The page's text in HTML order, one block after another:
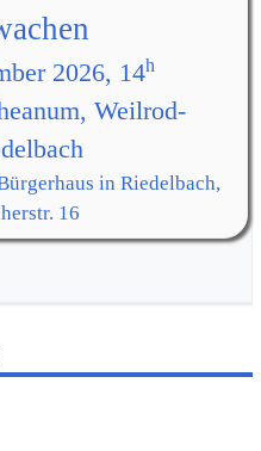
2026, 14h
Weilrod-
in Riedelbach,
16